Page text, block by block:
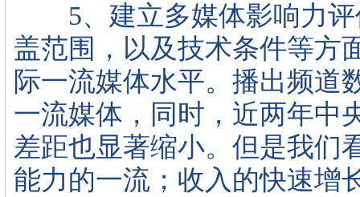
5、建立多媒体影响力评
盖范围，以及技术条件等方
际一流媒体水平。播出频道
一流媒体，同时，近两年中
差距也显著缩小。但是我们
能力的一流；收入的快速增